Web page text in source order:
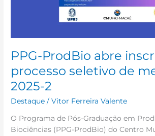
PPG-ProdBio abre
processo seletivo de
2025-2
Destaque /Vitor Ferreira Valente
O Programa de Pós-Graduação em
Biociências (PPG-ProdBio) do Centro
2